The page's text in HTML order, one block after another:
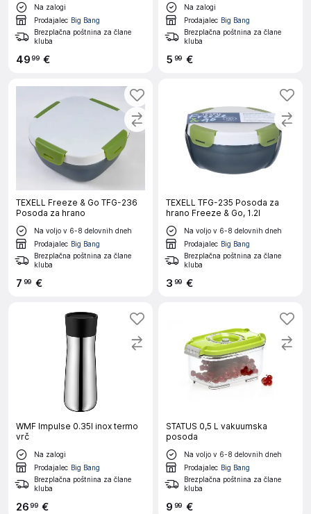
Na zalogi
Prodajalec Big Bang
Brezplačna poštnina za člane
kluba
4999 €
Na zalogi
Prodajalec Big Bang
Brezplačna poštnina za člane
kluba
5 99 €
TEXELL Freeze & Go TFG-236
Posoda za hrano
Na voljo v 6-8 delovnih dneh
Prodajalec Big Bang
Brezplačna poštnina za člane
kluba
7 99 €
TEXELL TFG-235 Posoda za
hrano Freeze & Go, 1.2l
Na voljo v 6-8 delovnih dneh
Prodajalec Big Bang
Brezplačna poštnina za člane
kluba
3 99 €
WMF Impulse 0.35l inox termo
vrč
Na zalogi
Prodajalec Big Bang
Brezplačna poštnina za člane
kluba
2699 €
STATUS 0,5 L vakuumska
posoda
Na voljo v 6-8 delovnih dneh
Prodajalec Big Bang
Brezplačna poštnina za člane
kluba
9 99 €